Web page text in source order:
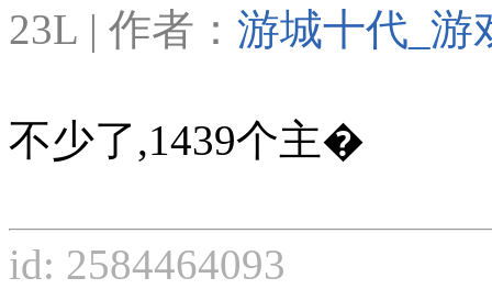
23L | 作者： 游城十代_游
不少了,1439个主�
id: 2584464093